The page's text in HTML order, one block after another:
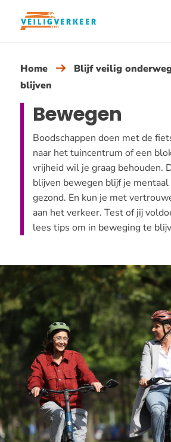
Overslaan
inhoud
Home Blijf veilig
blijven
Bewegen
Boodschappen doen met de
naar het tuincentrum of een
vrijheid wil je graag behouden.
blijven bewegen blijf je
gezond. En kun je met
aan het verkeer. Test of jij
lees tips om in beweging te